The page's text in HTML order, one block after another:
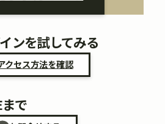
ンを試してみる
クセス方法を確認
で